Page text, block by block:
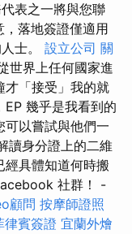
表之一將與您聯
，落地簽證僅適用
士。 設立公司 關
世界上任何國家進
才「接受」我的就
幾乎是我看到的
以嘗試與他們一
讀身分證上的二維
具體知道何時搬
社群！ -
顧問 按摩師證照
律賓簽證 宜蘭外燴